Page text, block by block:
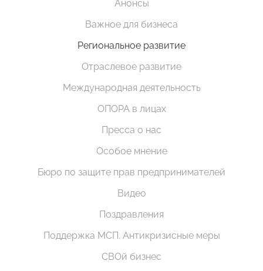
Анонсы
Важное для бизнеса
Региональное развитие
Отраслевое развитие
Международная деятельность
ОПОРА в лицах
Пресса о нас
Особое мнение
Бюро по защите прав предпринимателей
Видео
Поздравления
Поддержка МСП. Антикризисные меры
СВОй бизнес